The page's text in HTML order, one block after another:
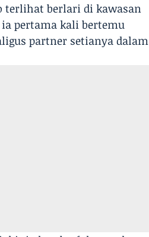
terlihat berlari di kawasan
pertama kali bertemu
partner setianya dalam